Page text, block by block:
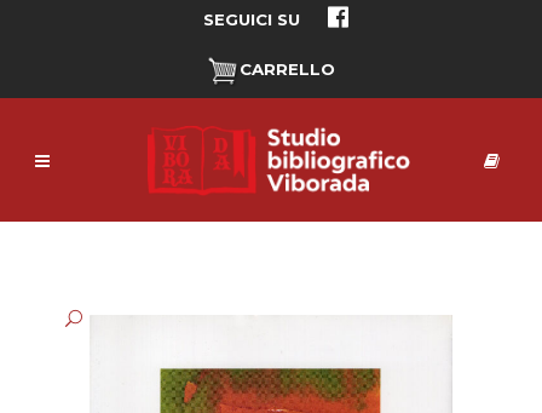
SEGUICI SU
CARRELLO